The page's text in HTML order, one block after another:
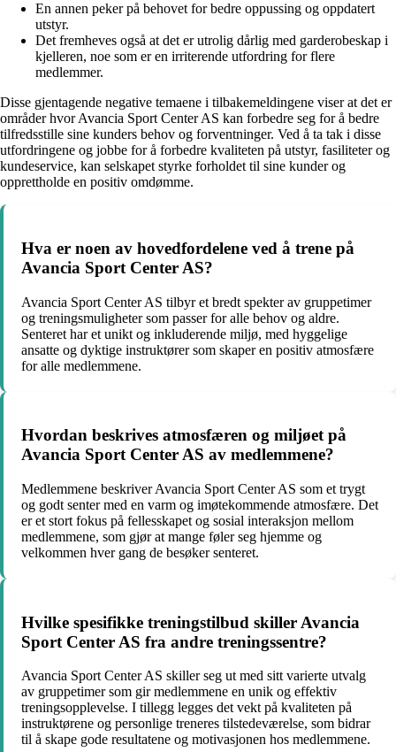
En annen peker på behovet for bedre oppussing og oppdatert
utstyr.
Det fremheves også at det er utrolig dårlig med garderobeskap i
kjelleren, noe som er en irriterende utfordring for flere
medlemmer.
Disse gjentagende negative temaene i tilbakemeldingene viser at det er
områder hvor Avancia Sport Center AS kan forbedre seg for å bedre
tilfredsstille sine kunders behov og forventninger. Ved å ta tak i disse
utfordringene og jobbe for å forbedre kvaliteten på utstyr, fasiliteter og
kundeservice, kan selskapet styrke forholdet til sine kunder og
opprettholde en positiv omdømme.
Hva er noen av hovedfordelene ved å trene på
Avancia Sport Center AS?
Avancia Sport Center AS tilbyr et bredt spekter av gruppetimer
og treningsmuligheter som passer for alle behov og aldre.
Senteret har et unikt og inkluderende miljø, med hyggelige
ansatte og dyktige instruktører som skaper en positiv atmosfære
for alle medlemmene.
Hvordan beskrives atmosfæren og miljøet på
Avancia Sport Center AS av medlemmene?
Medlemmene beskriver Avancia Sport Center AS som et trygt
og godt senter med en varm og imøtekommende atmosfære. Det
er et stort fokus på fellesskapet og sosial interaksjon mellom
medlemmene, som gjør at mange føler seg hjemme og
velkommen hver gang de besøker senteret.
Hvilke spesifikke treningstilbud skiller Avancia
Sport Center AS fra andre treningssentre?
Avancia Sport Center AS skiller seg ut med sitt varierte utvalg
av gruppetimer som gir medlemmene en unik og effektiv
treningsopplevelse. I tillegg legges det vekt på kvaliteten på
instruktørene og personlige treneres tilstedeværelse, som bidrar
til å skape gode resultatene og motivasjonen hos medlemmene.